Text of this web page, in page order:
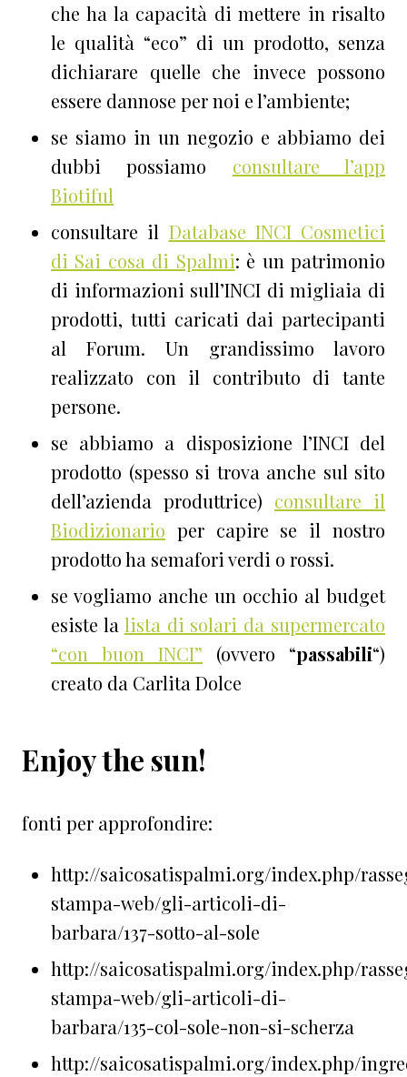
che ha la capacità di mettere in risalto
le qualità “eco” di un prodotto, senza
dichiarare quelle che invece possono
essere dannose per noi e l’ambiente;
se siamo in un negozio e abbiamo dei
dubbi possiamo consultare l’app
Biotiful
consultare il Database INCI Cosmetici
di Sai cosa di Spalmi: è un patrimonio
di informazioni sull’INCI di migliaia di
prodotti, tutti caricati dai partecipanti
al Forum. Un grandissimo lavoro
realizzato con il contributo di tante
persone.
se abbiamo a disposizione l’INCI del
prodotto (spesso si trova anche sul sito
dell’azienda produttrice) consultare il
Biodizionario per capire se il nostro
prodotto ha semafori verdi o rossi.
se vogliamo anche un occhio al budget
esiste la lista di solari da supermercato
“con buon INCI” (ovvero “passabili“)
creato da Carlita Dolce
Enjoy the sun!
fonti per approfondire:
http://saicosatispalmi.org/index.php/
stampa-web/gli-articoli-di-
barbara/137-sotto-al-sole
http://saicosatispalmi.org/index.php/
stampa-web/gli-articoli-di-
barbara/135-col-sole-non-si-scherza
http://saicosatispalmi.org/index.php/